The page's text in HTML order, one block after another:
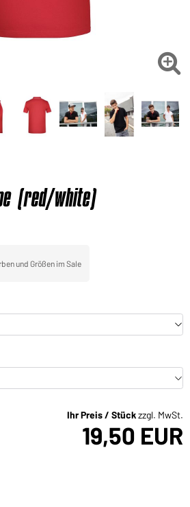
Ihren privaten Bedarf

(red/white)
und Größen im Sale
Ihr Preis / Stückzzgl. MwSt.
19,50 EUR